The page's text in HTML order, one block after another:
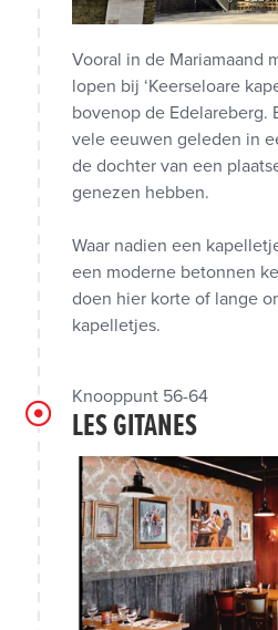
Vooral in de Mariamaand
lopen bij ‘Keerseloare
bovenop de Edelareberg.
vele eeuwen geleden in
de dochter van een
genezen hebben.
Waar nadien een
een moderne betonnen
doen hier korte of lange
kapelletjes.
Knooppunt 56-64
LES GITANES